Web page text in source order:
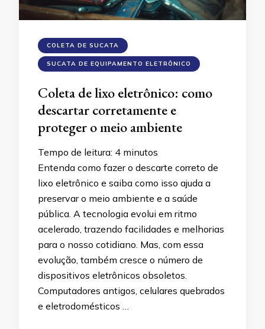
COLETA DE SUCATA
SUCATA DE EQUIPAMENTO ELETRÔNICO
Coleta de lixo eletrônico: como
descartar corretamente e
proteger o meio ambiente
Tempo de leitura: 4 minutos
Entenda como fazer o descarte correto de
lixo eletrônico e saiba como isso ajuda a
preservar o meio ambiente e a saúde
pública. A tecnologia evolui em ritmo
acelerado, trazendo facilidades e melhorias
para o nosso cotidiano. Mas, com essa
evolução, também cresce o número de
dispositivos eletrônicos obsoletos.
Computadores antigos, celulares quebrados
e eletrodomésticos …